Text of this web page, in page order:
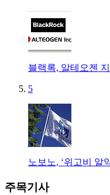
블랙록, 알테오젠
5
노보노, ‘위고비 알
주목기사